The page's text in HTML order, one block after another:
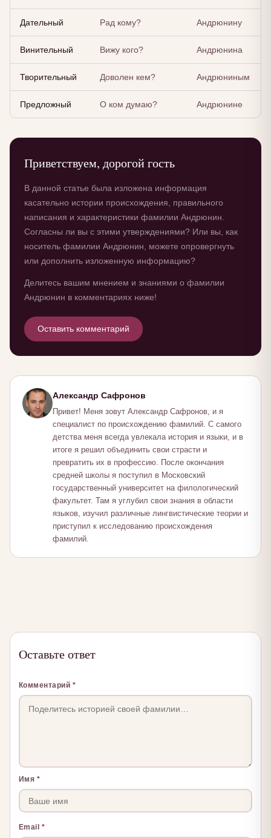
Дательный Рад кому? Андрюнину
Винительный Вижу кого? Андрюнина
Творительный Доволен кем? Андрюниным
Предложный О ком думаю? Андрюнине
Приветствуем, дорогой гость
В данной статье была изложена информация
касательно истории происхождения, правильного
написания и характеристики фамилии Андрюнин.
Согласны ли вы с этими утверждениями? Или вы, как
носитель фамилии Андрюнин, можете опровергнуть
или дополнить изложенную информацию?
Делитесь вашим мнением и знаниями о фамилии
Андрюнин в комментариях ниже!
Оставить комментарий
Александр Сафронов
Привет! Меня зовут Александр Сафронов, и я
специалист по происхождению фамилий. С самого
детства меня всегда увлекала история и языки, и в
итоге я решил объединить свои страсти и
превратить их в профессию. После окончания
средней школы я поступил в Московский
государственный университет на филологический
факультет. Там я углубил свои знания в области
языков, изучил различные лингвистические теории и
приступил к исследованию происхождения
фамилий.
Оставьте ответ
Комментарий *
Имя *
Email *